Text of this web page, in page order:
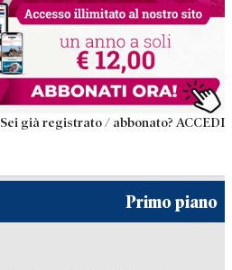
Sei già registrato / abbonato? ACCEDI
Primo piano